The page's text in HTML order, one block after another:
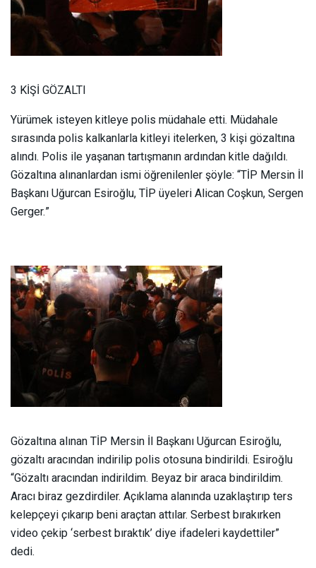
3 KİŞİ GÖZALTI
Yürümek isteyen kitleye polis müdahale etti. Müdahale
sırasında polis kalkanlarla kitleyi itelerken, 3 kişi gözaltına
alındı. Polis ile yaşanan tartışmanın ardından kitle dağıldı.
Gözaltına alınanlardan ismi öğrenilenler şöyle: “TİP Mersin İl
Başkanı Uğurcan Esiroğlu, TİP üyeleri Alican Coşkun, Sergen
Gerger.”
Gözaltına alınan TİP Mersin İl Başkanı Uğurcan Esiroğlu,
gözaltı aracından indirilip polis otosuna bindirildi. Esiroğlu
“Gözaltı aracından indirildim. Beyaz bir araca bindirildim.
Aracı biraz gezdirdiler. Açıklama alanında uzaklaştırıp ters
kelepçeyi çıkarıp beni araçtan attılar. Serbest bırakırken
video çekip ‘serbest bıraktık’ diye ifadeleri kaydettiler”
dedi.